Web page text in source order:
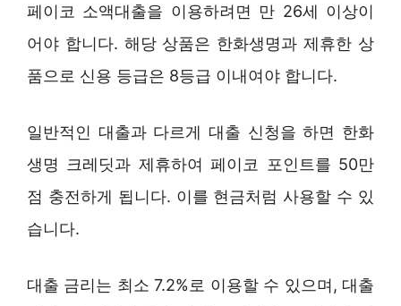
페이코 소액대출을 이용하려면 만 26세 이상이
어야 합니다. 해당 상품은 한화생명과 제휴한 상
품으로 신용 등급은 8등급 이내여야 합니다.
일반적인 대출과 다르게 대출 신청을 하면 한화
생명 크레딧과 제휴하여 페이코 포인트를 50만
점 충전하게 됩니다. 이를 현금처럼 사용할 수 있
습니다.
대출 금리는 최소 7.2%로 이용할 수 있으며, 대출